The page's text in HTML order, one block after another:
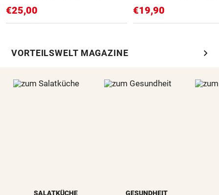
€25,00 €19,90
VORTEILSWELT MAGAZINE chevron_right
SALATKÜCHE GESUNDHEIT